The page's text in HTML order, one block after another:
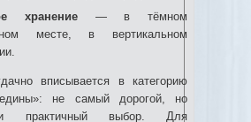
хранение— в тёмном
месте, в вертикальном
вписывается в категорию
не самый дорогой, но
практичный выбор. Для